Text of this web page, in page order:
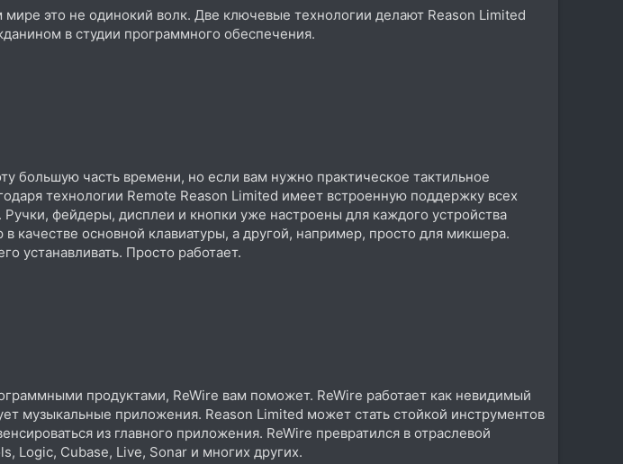
это не одинокий волк. Две ключевые технологии делают Reason Limited
в студии программного обеспечения.
большую часть времени, но если вам нужно практическое тактильное
технологии Remote Reason Limited имеет встроенную поддержку всех
фейдеры, дисплеи и кнопки уже настроены для каждого устройства
качестве основной клавиатуры, а другой, например, просто для микшера.
устанавливать. Просто работает.
продуктами, ReWire вам поможет. ReWire работает как невидимый
музыкальные приложения. Reason Limited может стать стойкой инструментов
из главного приложения. ReWire превратился в отраслевой
Logic, Cubase, Live, Sonar и многих других.